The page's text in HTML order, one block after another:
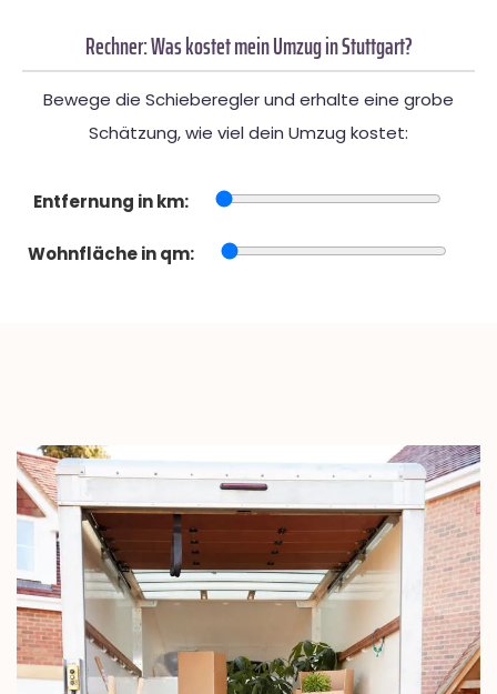
Rechner: Was kostet mein Umzug in Stuttgart?
Bewege die Schieberegler und erhalte eine grobe
Schätzung, wie viel dein Umzug kostet:
Entfernung in km:
Wohnfläche in qm: